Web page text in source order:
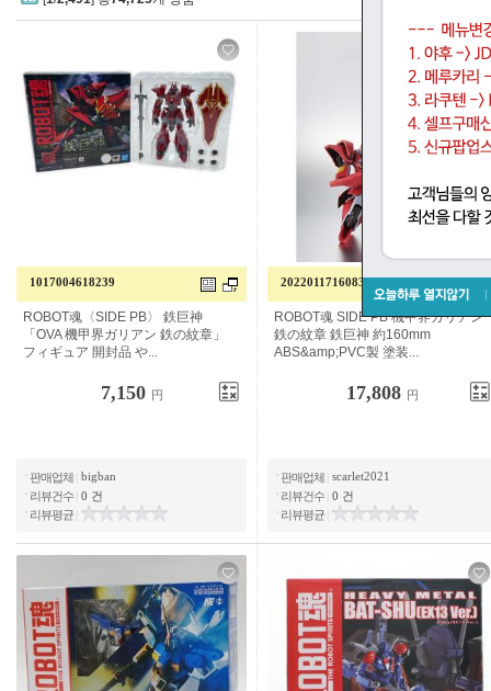
1017004618239
ROBOT혼 <SIDE PB> 철 거신 「OVA
기갑계 갈리안 철의 문장」 피규어 개
봉품
7,150 円
판매업체 bigban
리뷰건수 0 건
리뷰평균
20220117160835-005...
ROBOT혼 SIDE PB 기갑계 갈리안 철
의 문장 철 거신 약 160 mm
ABS&PVC제 도장
17,808 円
판매업체 scarlet2021
리뷰건수 0 건
리뷰평균